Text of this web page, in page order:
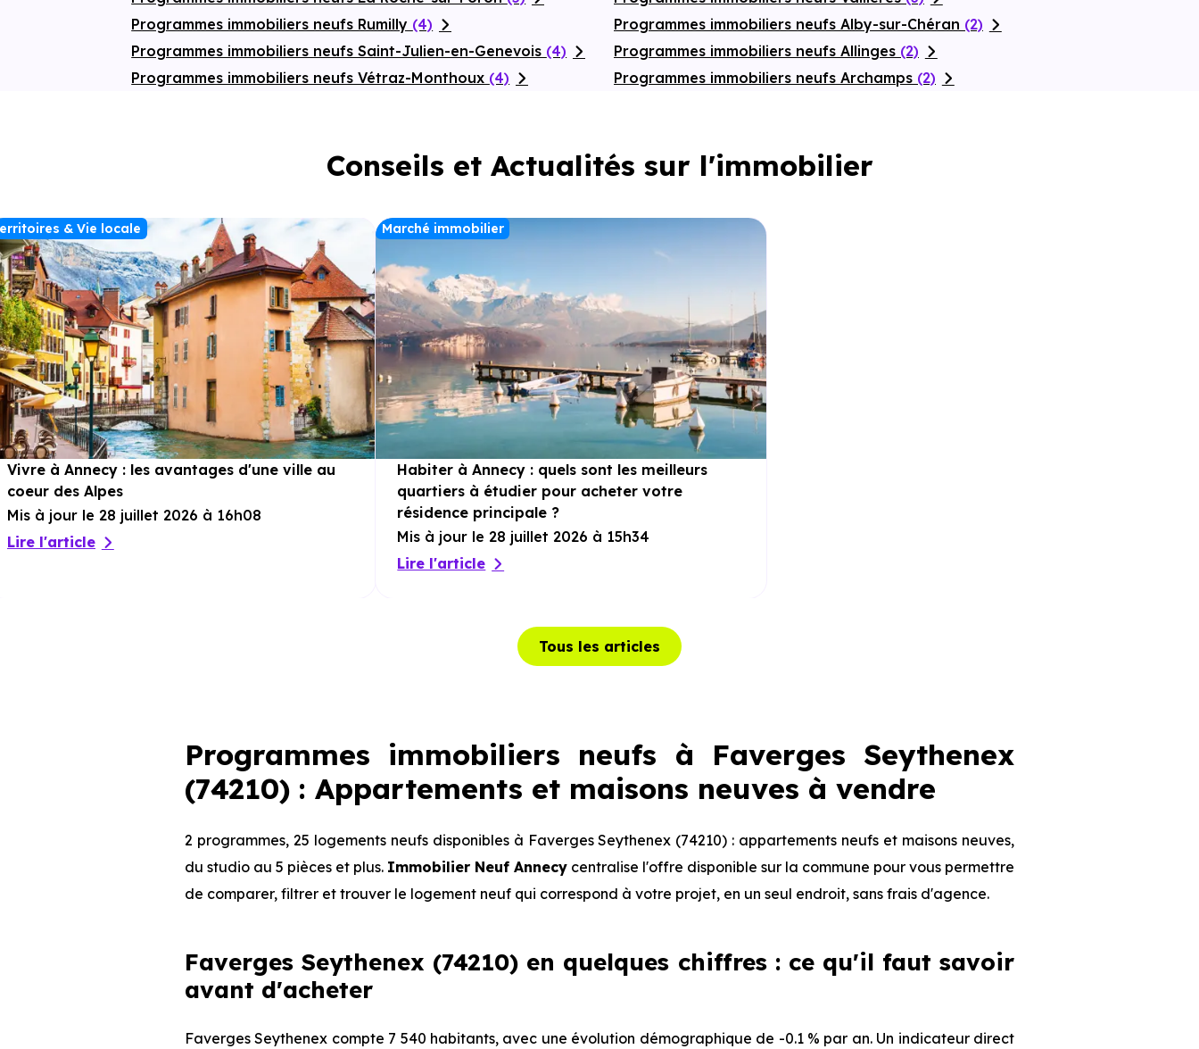
Programmes immobiliers neufs Rumilly (4)
Programmes immobiliers neufs Saint-Julien-en-Genevois (4)
Programmes immobiliers neufs Vétraz-Monthoux (4)
Programmes immobiliers neufs Alby-sur-Chéran (2)
Programmes immobiliers neufs Allinges (2)
Programmes immobiliers neufs Archamps (2)
Conseils et Actualités sur l'immobilier
& Vie locale
Vivre à Annecy : les avantages d'une ville au
coeur des Alpes
Mis à jour le 28 juillet 2026 à 16h08
Lire l'article
Marché immobilier
Habiter à Annecy : quels sont les meilleurs
quartiers à étudier pour acheter votre
résidence principale ?
Mis à jour le 28 juillet 2026 à 15h34
Lire l'article
Tous les articles
Programmes immobiliers neufs à Faverges Seythenex
(74210) : Appartements et maisons neuves à vendre
2 programmes, 25 logements neufs disponibles à Faverges Seythenex (74210) : appartements neufs et maisons neuves,
du studio au 5 pièces et plus. Immobilier Neuf Annecy centralise l'offre disponible sur la commune pour vous permettre
de comparer, filtrer et trouver le logement neuf qui correspond à votre projet, en un seul endroit, sans frais d'agence.
Faverges Seythenex (74210) en quelques chiffres : ce qu'il faut savoir
avant d'acheter
Faverges Seythenex compte 7 540 habitants, avec une évolution démographique de -0.1 % par an. Un indicateur direct